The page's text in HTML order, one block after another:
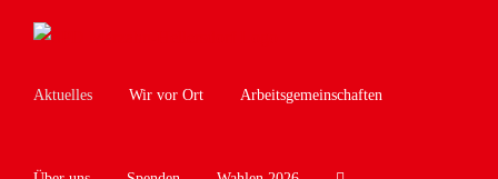
Inhalt
Aktuelles Wir vor Ort Arbeitsgemeinschaften